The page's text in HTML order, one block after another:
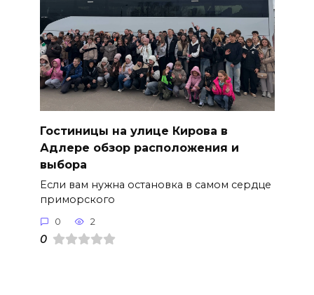
Гостиницы на улице Кирова в
Адлере обзор расположения и
выбора
Если вам нужна остановка в самом сердце
приморского
0 2
0